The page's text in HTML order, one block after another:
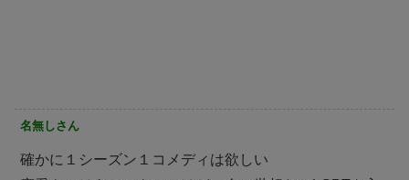
名無しさん
確かに１シーズン１コメディは欲しい